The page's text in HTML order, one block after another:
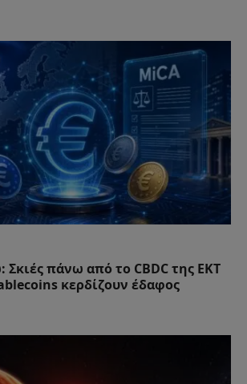
πάνω από το CBDC της ΕΚΤ
κερδίζουν έδαφος